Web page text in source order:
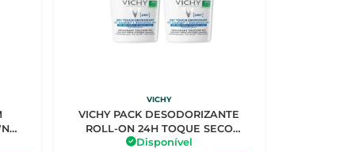
VICHY
VICHY PACK DESODORIZANTE
ROLL-ON 24H TOQUE SECO
2X50ML -50%2UN
Disponível